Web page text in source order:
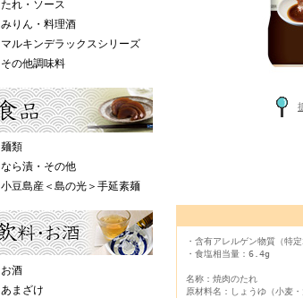
たれ・ソース
みりん・料理酒
マルキンデラックスシリーズ
その他調味料
麺類
なら漬・その他
小豆島産＜島の光＞手延素麺
お酒
あまざけ
・含有アレルゲン物質（特
・食塩相当量：6.4g
名称：焼肉のたれ
原材料名：しょうゆ（小麦